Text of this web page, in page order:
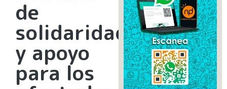
de
solidaridad
y apoyo
para los